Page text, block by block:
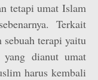
tetapi umat Islam
Terkait
terapi yaitu
yang dianut umat
harus kembali